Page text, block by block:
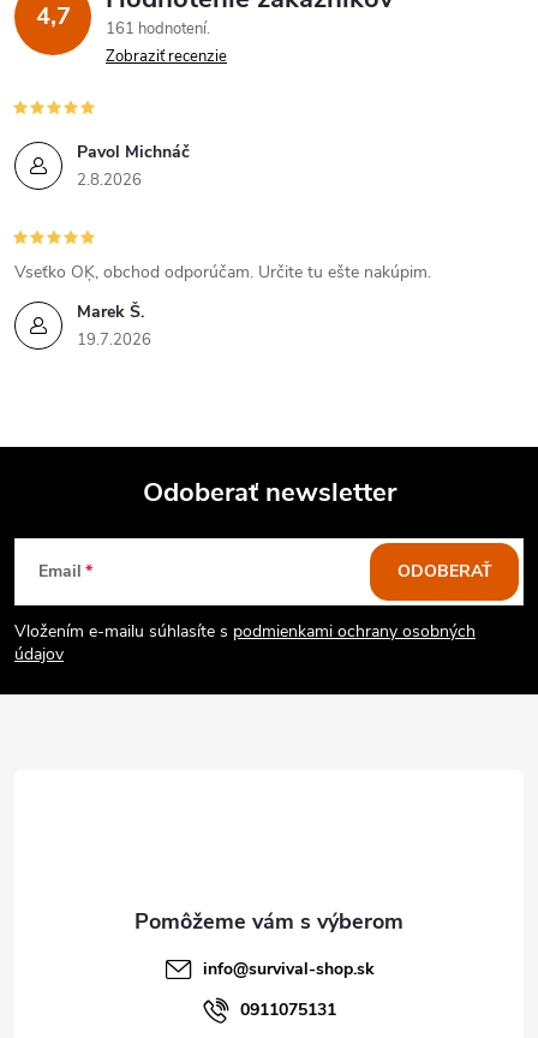
4,7
161 hodnotení
Zobraziť recenzie
Pavol Michnáč
2.8.2026
Marek Š.
19.7.2026
Vseťko OĶ, obchod odporúčam. Určite tu ešte nakúpim.
Z
á
p
Odoberať newsletter
Email
Vložením e-mailu súhlasíte s podmienkami ochrany osobných
údajov
ODOBERAŤ
info@survival-shop.sk
0911075131